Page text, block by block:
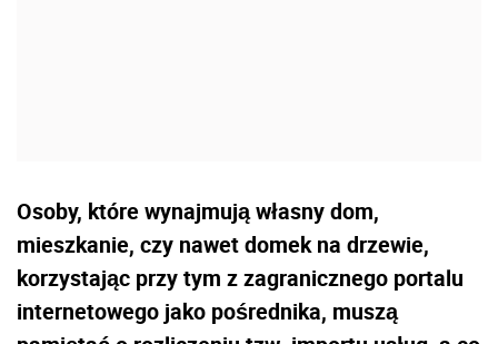
Osoby, które wynajmują własny dom,
mieszkanie, czy nawet domek na drzewie,
korzystając przy tym z zagranicznego portalu
internetowego jako pośrednika, muszą